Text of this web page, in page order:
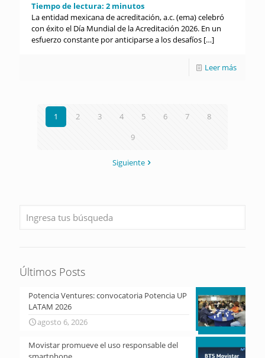
Tiempo de lectura: 2 minutos
La entidad mexicana de acreditación, a.c. (ema) celebró
con éxito el Día Mundial de la Acreditación 2026. En un
esfuerzo constante por anticiparse a los desafíos […]
Leer más
1 2 3 4 5 6 7
8
9
Siguiente
Últimos Posts
Potencia Ventures: convocatoria Potencia UP
LATAM 2026
agosto 6, 2026
Movistar promueve el uso responsable del